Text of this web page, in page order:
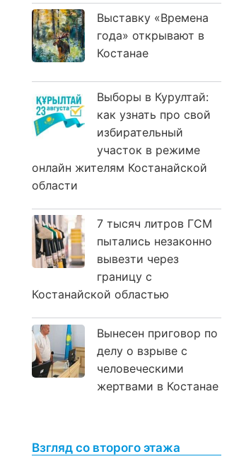
Выставку «Времена
года» открывают в
Костанае
Выборы в Курултай:
как узнать про свой
избирательный
участок в режиме
онлайн жителям Костанайской
области
7 тысяч литров ГСМ
пытались незаконно
вывезти через
границу с
Костанайской областью
Вынесен приговор по
делу о взрыве с
человеческими
жертвами в Костанае
Взгляд со второго этажа